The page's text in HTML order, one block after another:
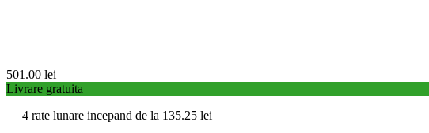
501.00 lei
Livrare gratuita
4 rate lunare incepand de la 135.25 lei